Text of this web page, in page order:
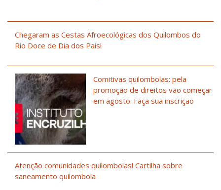
Chegaram as Cestas Afroecológicas dos Quilombos do
Rio Doce de Dia dos Pais!
Comitivas quilombolas: pela
promoção de direitos vão começar
em agosto. Faça sua inscrição
Atenção comunidades quilombolas! Cartilha sobre
saneamento quilombola